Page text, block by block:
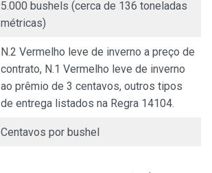
5.000 bushels (cerca de 136 toneladas
métricas)
N.2 Vermelho leve de inverno a preço de
contrato, N.1 Vermelho leve de inverno
ao prêmio de 3 centavos, outros tipos
de entrega listados na Regra 14104.
Centavos por bushel